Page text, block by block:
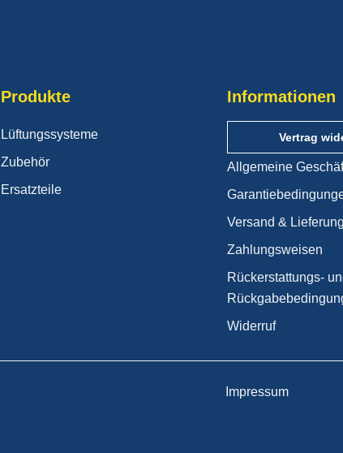
Produkte
Lüftungssysteme
Zubehör
Ersatzteile
Informationen
Vertrag
Allgemeine
Versand & Lieferung
Zahlungsweisen
Rückerstattungs-
Widerruf
Impressum